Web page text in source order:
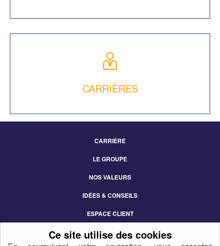
CARRIÈRES
CARRIÈRE
LE GROUPE
NOS VALEURS
IDÉES & CONSEILS
ESPACE CLIENT
CONTACT